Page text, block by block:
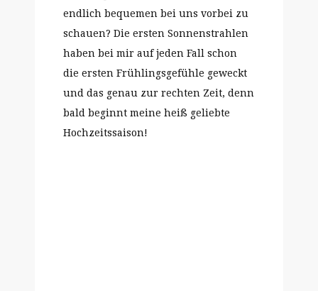
endlich bequemen bei uns vorbei zu
schauen? Die ersten Sonnenstrahlen
haben bei mir auf jeden Fall schon
die ersten Frühlingsgefühle geweckt
und das genau zur rechten Zeit, denn
bald beginnt meine heiß geliebte
Hochzeitssaison!